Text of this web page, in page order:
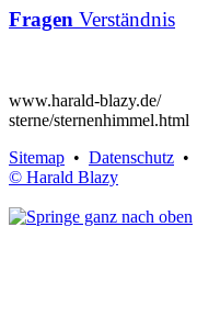
Fragen Verständnis
www.harald-blazy.de/
sterne/sternenhimmel.html
Sitemap • Datenschutz •
© Harald Blazy